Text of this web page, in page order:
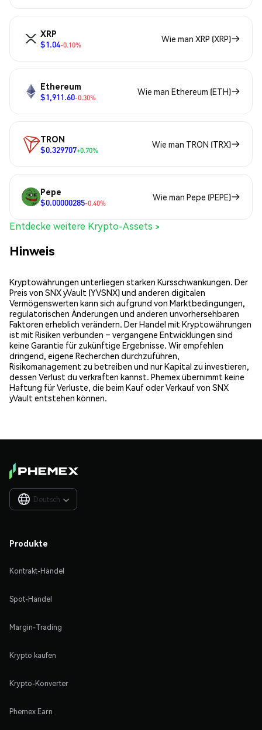
XRP
$1.04-0.10%
Wie man XRP (XRP)
Ethereum
$1,911.60-0.30%
Wie man Ethereum (ETH)
TRON
$0.329707+0.70%
Wie man TRON (TRX)
Pepe
$0.00000285-0.40%
Wie man Pepe (PEPE)
Entdecke weitere Krypto-Assets >
Hinweis
Kryptowährungen unterliegen starken Kursschwankungen. Der
Preis von SNX yVault (YVSNX) und anderen digitalen
Vermögenswerten kann sich aufgrund von Marktbedingungen,
regulatorischen Änderungen und anderen unvorhersehbaren
Faktoren erheblich verändern. Der Handel mit Kryptowährungen
ist mit Risiken verbunden – vergangene Entwicklungen sind
keine Garantie für zukünftige Ergebnisse. Wir empfehlen
dringend, eigene Recherchen durchzuführen,
Risikomanagement zu betreiben und nur Kapital zu investieren,
dessen Verlust du verkraften kannst. Phemex übernimmt keine
Haftung für Verluste, die beim Kauf oder Verkauf von SNX
yVault entstehen können.
Deutsch 
Produkte
Kontrakt-Handel
Spot-Handel
Margin-Trading
Krypto kaufen
Krypto-Konverter
Phemex Earn